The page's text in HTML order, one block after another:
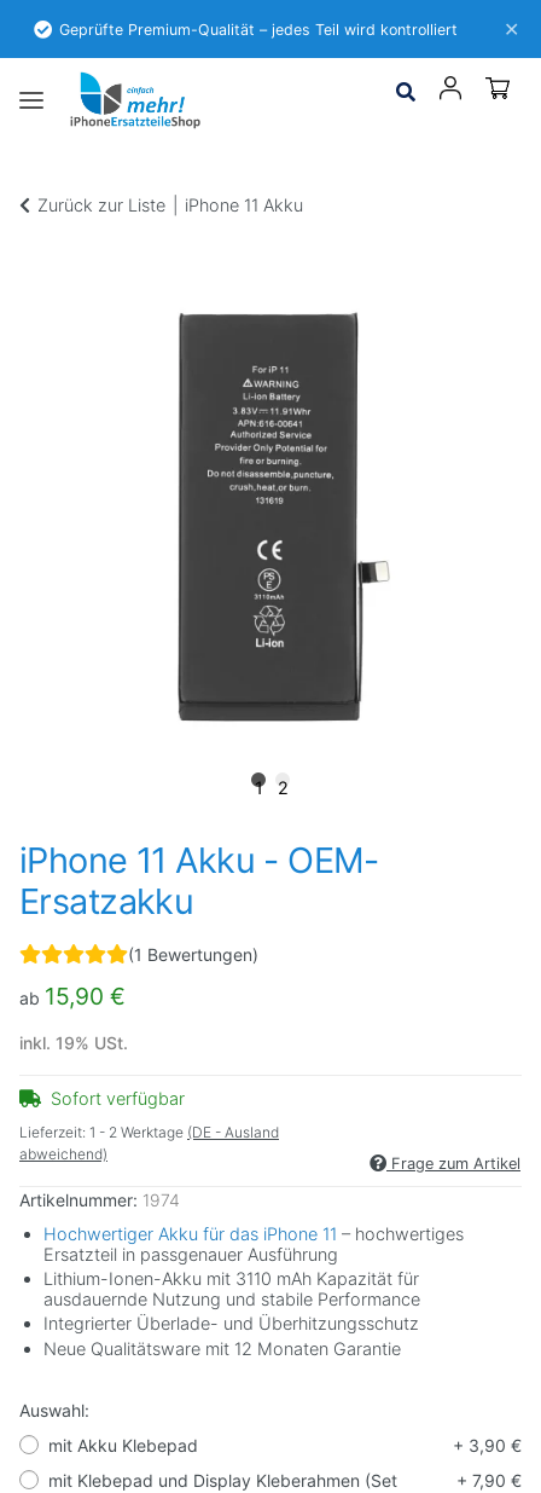
Geprüfte Premium-Qualität – jedes Teil wird kontrolliert ✕
Zurück zur Liste iPhone 11 Akku
1 2
iPhone 11 Akku - OEM-
Ersatzakku
(1 Bewertungen)
ab 15,90 €
inkl. 19% USt.
Sofort verfügbar
Lieferzeit: 1 - 2 Werktage (DE - Ausland
abweichend)
Frage zum Artikel
Artikelnummer: 1974
Hochwertiger Akku für das iPhone 11 – hochwertiges
Ersatzteil in passgenauer Ausführung
Lithium-Ionen-Akku mit 3110 mAh Kapazität für
ausdauernde Nutzung und stabile Performance
Integrierter Überlade- und Überhitzungsschutz
Neue Qualitätsware mit 12 Monaten Garantie
Auswahl:
mit Akku Klebepad
+ 3,90 €
mit Klebepad und Display Kleberahmen (Set
+ 7,90 €